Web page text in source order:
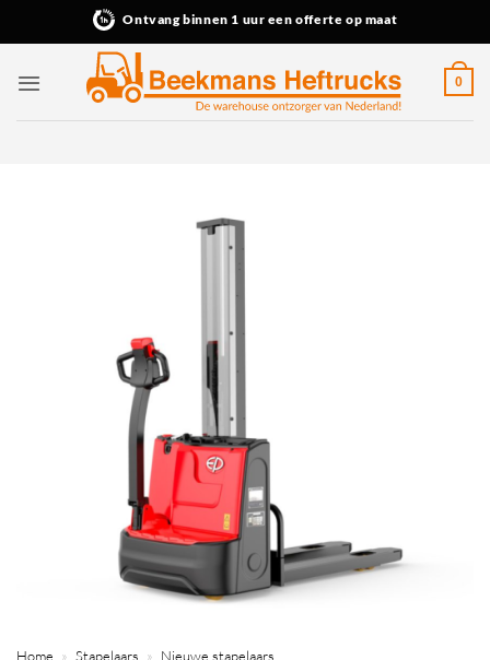
Ontvang binnen 1 uur een offerte op maat
0
Home » Stapelaars » Nieuwe stapelaars